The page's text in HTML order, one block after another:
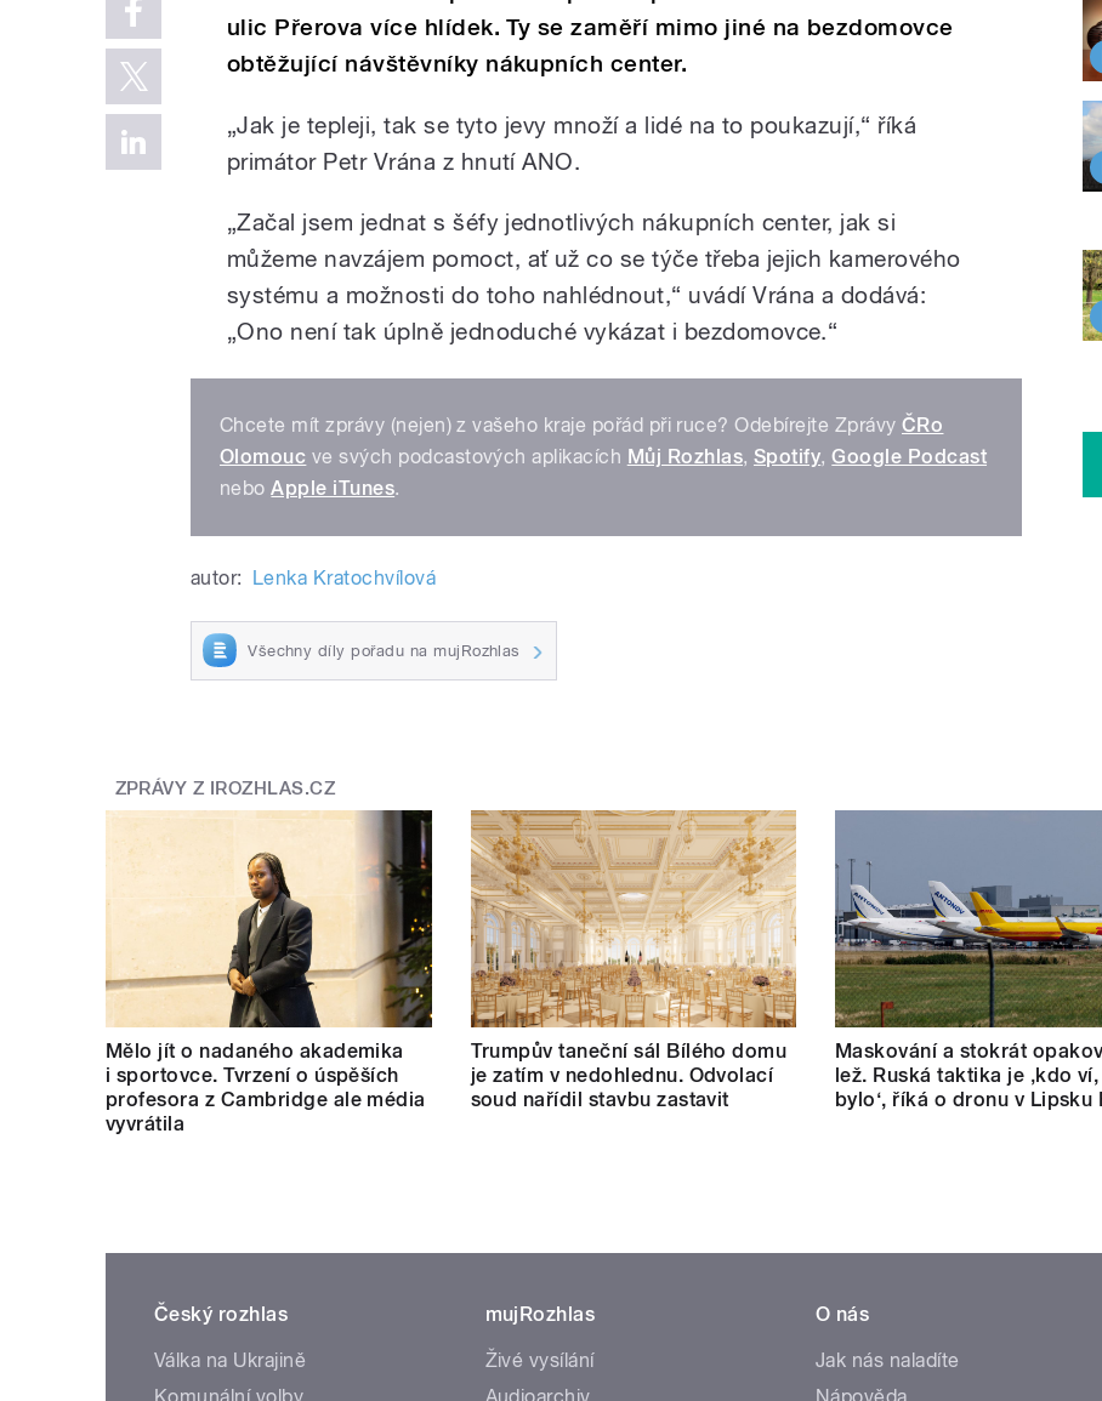
ulic Přerova více hlídek. Ty se zaměří mimo jiné na bezdomovce
obtěžující návštěvníky nákupních center.
„Jak je tepleji, tak se tyto jevy množí a lidé na to poukazují,“ říká
primátor Petr Vrána z hnutí ANO.
„Začal jsem jednat s šéfy jednotlivých nákupních center, jak si
můžeme navzájem pomoct, ať už co se týče třeba jejich kamerového
systému a možnosti do toho nahlédnout,“ uvádí Vrána a dodává:
„Ono není tak úplně jednoduché vykázat i bezdomovce.“
Chcete mít zprávy (nejen) z vašeho kraje pořád při ruce? Odebírejte Zprávy ČRo
Olomouc ve svých podcastových aplikacích Můj Rozhlas, Spotify,Google Podcast
neboApple iTunes.
autor: Lenka Kratochvílová
Všechny díly pořadu na mujRozhlas
ZPRÁVY Z IROZHLAS.CZ
Mělo jít o nadaného akademika
i sportovce. Tvrzení o úspěších
profesora z Cambridge ale média
vyvrátila
Trumpův taneční sál Bílého domu
je zatím v nedohlednu. Odvolací
soud nařídil stavbu zastavit
Maskování a stokrát
lež. Ruská taktika je ‚kdo
bylo‘, říká o dronu v Lipsku
Český rozhlas
Válka na Ukrajině
mujRozhlas
Živé vysílání
O nás
Jak nás naladíte